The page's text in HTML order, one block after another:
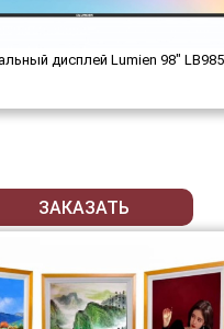
дисплей Lumien 98"
ЗАКАЗАТЬ